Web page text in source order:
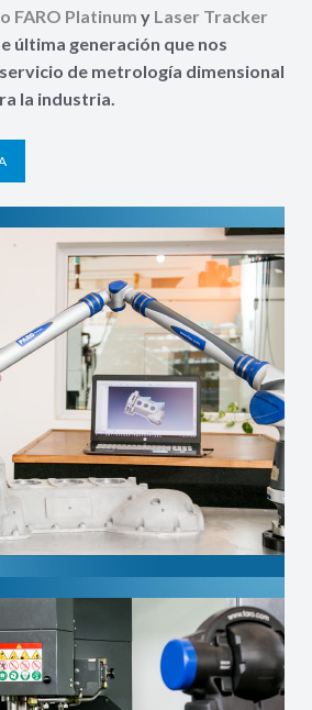
FARO Platinum y Laser Tracker
última generación que nos
de metrología dimensional
la industria.